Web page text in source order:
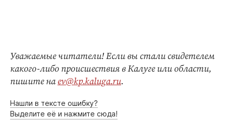
Уважаемые читатели! Если вы стали свидетелем
какого-либо происшествия в Калуге или области,
пишите наev@kp.kaluga.ru.
Нашли в тексте ошибку?
Выделите её и нажмите сюда!